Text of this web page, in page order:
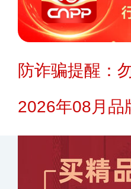
防诈骗提醒：
2026年08月品